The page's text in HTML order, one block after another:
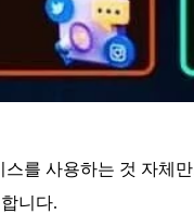
를 사용하는 것 자체
니다.